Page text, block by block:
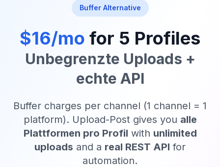
Buffer Alternative
$16/mo for 5 Profiles
Unbegrenzte Uploads +
echte API
Buffer charges per channel (1 channel = 1
platform). Upload-Post gives you alle
Plattformen pro Profil with unlimited
uploads and a real REST API for
automation.